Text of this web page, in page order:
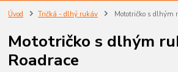
Úvod Tričká - dlhý rukáv Mototričko s dlhým
Mototričko s dlhým
Roadrace